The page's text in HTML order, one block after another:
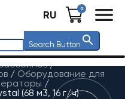
RU 0
Search Button
/
/ Оборудование для
/
(68 м3, 16 г/ч)